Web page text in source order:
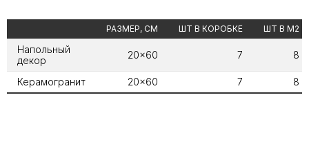
РАЗМЕР, СМ ШТ В КОРОБКЕ ШТ В М2
Напольный
декор
20x60 7 8
Керамогранит 20x60 7 8